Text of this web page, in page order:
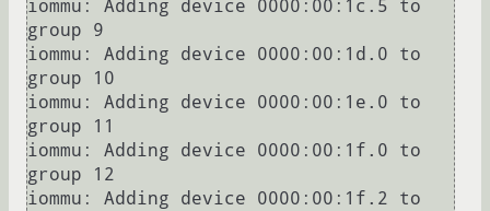
iommu: Adding device 0000:00:1c.5 to
group 9
iommu: Adding device 0000:00:1d.0 to
group 10
iommu: Adding device 0000:00:1e.0 to
group 11
iommu: Adding device 0000:00:1f.0 to
group 12
iommu: Adding device 0000:00:1f.2 to